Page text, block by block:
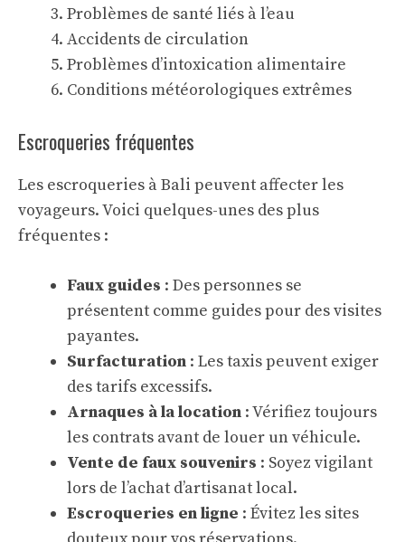
Problèmes de santé liés à l’eau
Accidents de circulation
Problèmes d’intoxication alimentaire
Conditions météorologiques extrêmes
Escroqueries fréquentes
Les escroqueries à Bali peuvent affecter les
voyageurs. Voici quelques-unes des plus
fréquentes :
Faux guides : Des personnes se
présentent comme guides pour des visites
payantes.
Surfacturation : Les taxis peuvent exiger
des tarifs excessifs.
Arnaques à la location : Vérifiez toujours
les contrats avant de louer un véhicule.
Vente de faux souvenirs : Soyez vigilant
lors de l’achat d’artisanat local.
Escroqueries en ligne : Évitez les sites